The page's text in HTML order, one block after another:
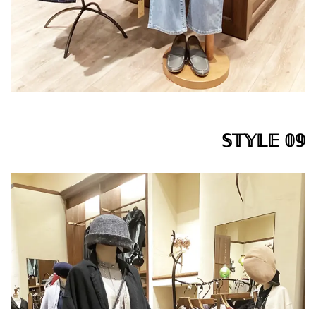
𝕊𝕋𝕐𝕃𝔼 𝟘𝟡